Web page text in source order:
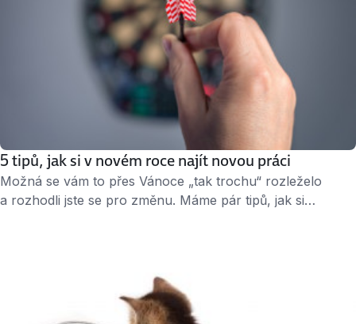
5 tipů, jak si v novém roce najít novou práci
Možná se vám to přes Vánoce „tak trochu“ rozleželo
a rozhodli jste se pro změnu. Máme pár tipů, jak si
Díky tomu vám můžeme zobrazit relevantnější nabídky. Tu
správnou práci tak …